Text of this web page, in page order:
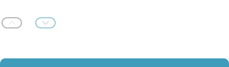
Précédent Suivant